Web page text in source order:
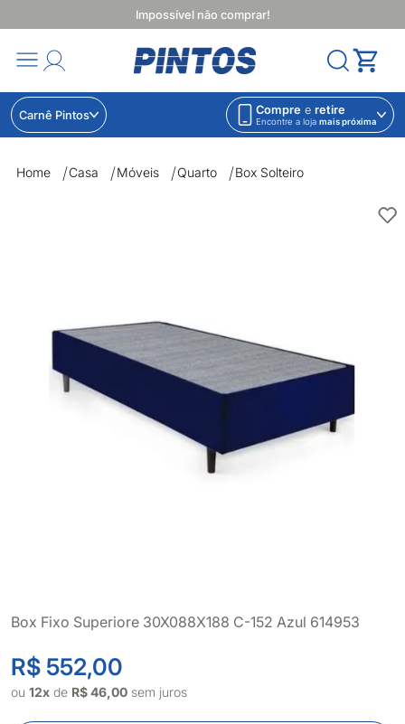
Impossível não comprar!
Carnê Pintos Compre e retire
Encontre a loja mais próxima
Home Casa Móveis Quarto Box Solteiro
Box Fixo Superiore 30X088X188 C-152 Azul 614953
R$ 552,00
ou 12x de R$ 46,00 sem juros